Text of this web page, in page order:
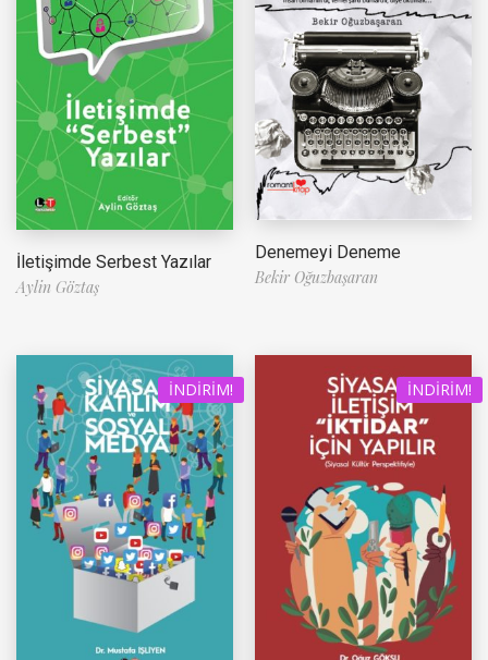
İletişimde Serbest Yazılar
Aylin Göztaş
Denemeyi Deneme
Bekir Oğuzbaşaran
İNDIRIM! İNDIRIM!